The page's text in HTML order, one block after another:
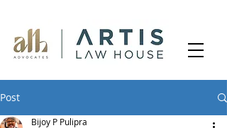
Post
Bijoy P Pulipra